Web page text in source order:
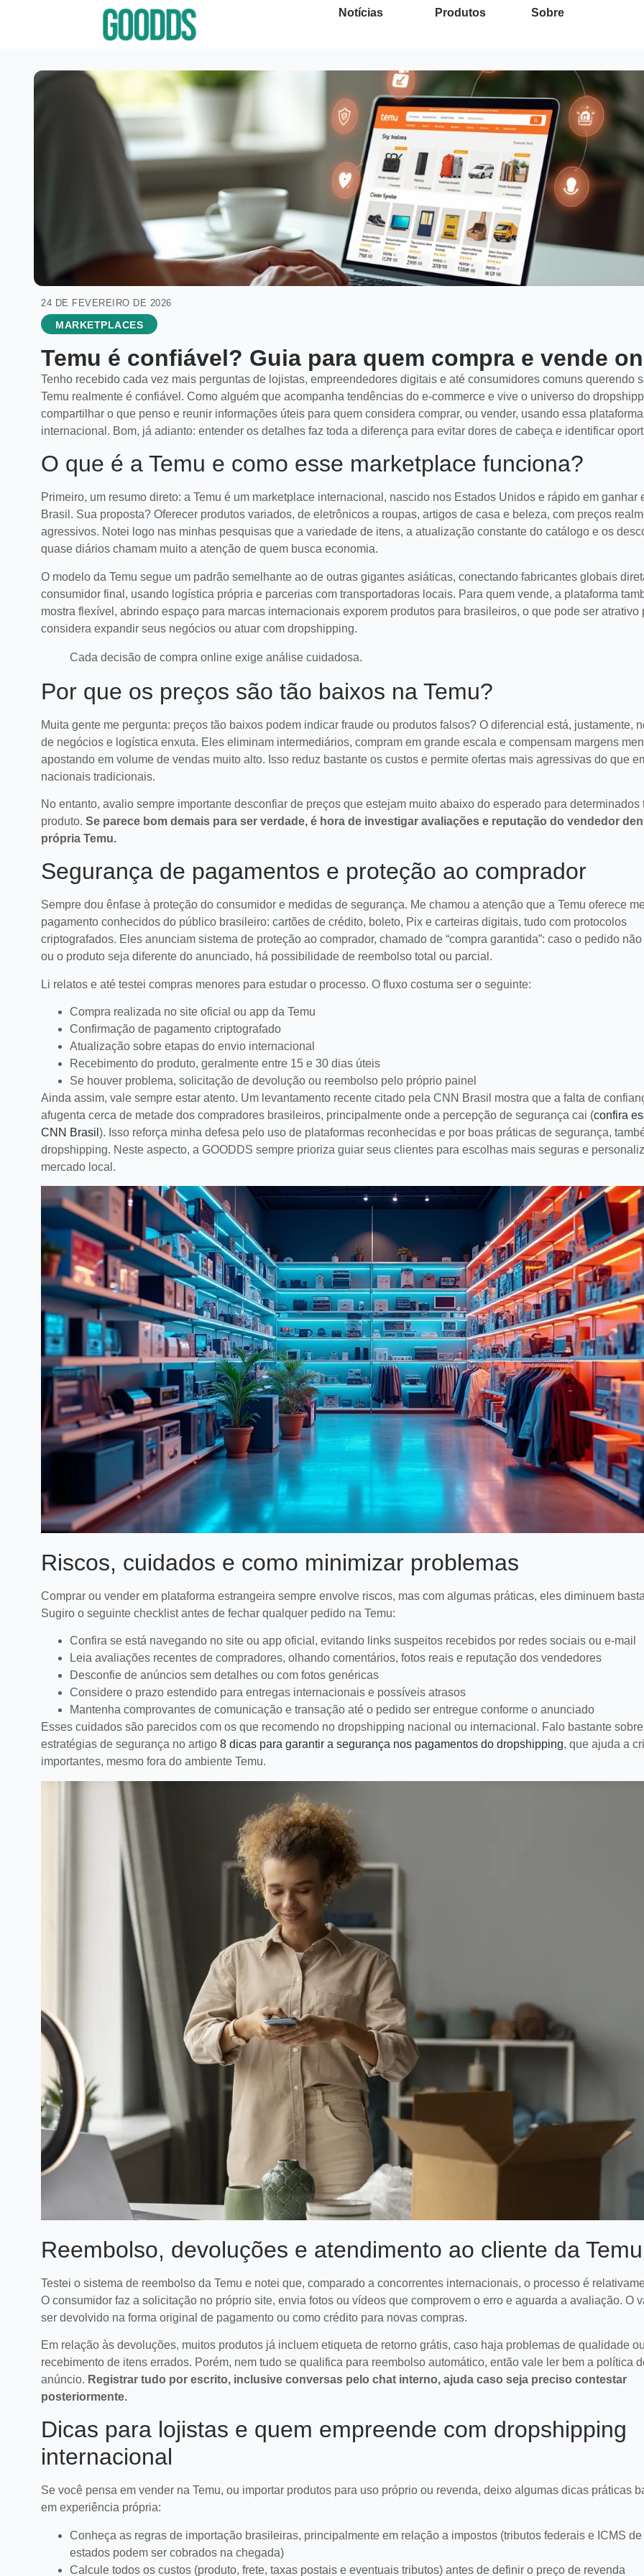
Notícias Produtos Sobre
24 DE FEVEREIRO DE 2026
MARKETPLACES
Temu é confiável? Guia para quem compra e vende
Tenho recebido cada vez mais perguntas de lojistas, empreendedores digitais e até consumidores comuns querendo
Temu realmente é confiável. Como alguém que acompanha tendências do e-commerce e vive o universo do
compartilhar o que penso e reunir informações úteis para quem considera comprar, ou vender, usando essa plataforma
internacional. Bom, já adianto: entender os detalhes faz toda a diferença para evitar dores de cabeça e identificar
O que é a Temu e como esse marketplace funciona?
Primeiro, um resumo direto: a Temu é um marketplace internacional, nascido nos Estados Unidos e rápido em ganhar
Brasil. Sua proposta? Oferecer produtos variados, de eletrônicos a roupas, artigos de casa e beleza, com preços
agressivos. Notei logo nas minhas pesquisas que a variedade de itens, a atualização constante do catálogo e os
quase diários chamam muito a atenção de quem busca economia.
O modelo da Temu segue um padrão semelhante ao de outras gigantes asiáticas, conectando fabricantes globais
consumidor final, usando logística própria e parcerias com transportadoras locais. Para quem vende, a plataforma
mostra flexível, abrindo espaço para marcas internacionais exporem produtos para brasileiros, o que pode ser atrativo
considera expandir seus negócios ou atuar com dropshipping.
Cada decisão de compra online exige análise cuidadosa.
Por que os preços são tão baixos na Temu?
Muita gente me pergunta: preços tão baixos podem indicar fraude ou produtos falsos? O diferencial está, justamente,
de negócios e logística enxuta. Eles eliminam intermediários, compram em grande escala e compensam margens
apostando em volume de vendas muito alto. Isso reduz bastante os custos e permite ofertas mais agressivas do que
nacionais tradicionais.
No entanto, avalio sempre importante desconfiar de preços que estejam muito abaixo do esperado para determinados
produto. Se parece bom demais para ser verdade, é hora de investigar avaliações e reputação do vendedor
própria Temu.
Segurança de pagamentos e proteção ao comprador
Sempre dou ênfase à proteção do consumidor e medidas de segurança. Me chamou a atenção que a Temu oferece
pagamento conhecidos do público brasileiro: cartões de crédito, boleto, Pix e carteiras digitais, tudo com protocolos
criptografados. Eles anunciam sistema de proteção ao comprador, chamado de “compra garantida”: caso o pedido
ou o produto seja diferente do anunciado, há possibilidade de reembolso total ou parcial.
Li relatos e até testei compras menores para estudar o processo. O fluxo costuma ser o seguinte:
Compra realizada no site oficial ou app da Temu
Confirmação de pagamento criptografado
Atualização sobre etapas do envio internacional
Recebimento do produto, geralmente entre 15 e 30 dias úteis
Se houver problema, solicitação de devolução ou reembolso pelo próprio painel
Ainda assim, vale sempre estar atento. Um levantamento recente citado pela CNN Brasil mostra que a falta de
afugenta cerca de metade dos compradores brasileiros, principalmente onde a percepção de segurança cai (confira
CNN Brasil ). Isso reforça minha defesa pelo uso de plataformas reconhecidas e por boas práticas de segurança,
dropshipping. Neste aspecto, a GOODDS sempre prioriza guiar seus clientes para escolhas mais seguras e
mercado local.
Riscos, cuidados e como minimizar problemas
Comprar ou vender em plataforma estrangeira sempre envolve riscos, mas com algumas práticas, eles diminuem
Sugiro o seguinte checklist antes de fechar qualquer pedido na Temu:
Confira se está navegando no site ou app oficial, evitando links suspeitos recebidos por redes sociais ou e-mail
Leia avaliações recentes de compradores, olhando comentários, fotos reais e reputação dos vendedores
Desconfie de anúncios sem detalhes ou com fotos genéricas
Considere o prazo estendido para entregas internacionais e possíveis atrasos
Mantenha comprovantes de comunicação e transação até o pedido ser entregue conforme o anunciado
Esses cuidados são parecidos com os que recomendo no dropshipping nacional ou internacional. Falo bastante sobre
estratégias de segurança no artigo 8 dicas para garantir a segurança nos pagamentos do dropshipping, que ajuda a
importantes, mesmo fora do ambiente Temu.
Reembolso, devoluções e atendimento ao cliente da Temu
Testei o sistema de reembolso da Temu e notei que, comparado a concorrentes internacionais, o processo é
O consumidor faz a solicitação no próprio site, envia fotos ou vídeos que comprovem o erro e aguarda a avaliação. O
ser devolvido na forma original de pagamento ou como crédito para novas compras.
Em relação às devoluções, muitos produtos já incluem etiqueta de retorno grátis, caso haja problemas de qualidade
recebimento de itens errados. Porém, nem tudo se qualifica para reembolso automático, então vale ler bem a política
anúncio. Registrar tudo por escrito, inclusive conversas pelo chat interno, ajuda caso seja preciso contestar
posteriormente.
Dicas para lojistas e quem empreende com dropshipping
internacional
Se você pensa em vender na Temu, ou importar produtos para uso próprio ou revenda, deixo algumas dicas práticas
em experiência própria:
Conheça as regras de importação brasileiras, principalmente em relação a impostos (tributos federais e ICMS
estados podem ser cobrados na chegada)
Calcule todos os custos (produto, frete, taxas postais e eventuais tributos) antes de definir o preço de revenda
venda e como evitá-los em
marketplaces
Saiba identificar e corrigir erros
comuns no pós-venda em
marketplaces para melhorar a
operação de
precisa de um upgrade
Identifique falhas em processos,
logística e marketing para